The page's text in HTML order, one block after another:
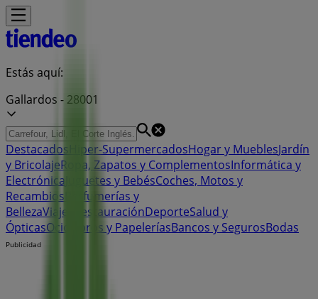
Estás aquí:
Gallardos - 28001
Destacados Hiper-SupermercadosHogar y MueblesJardín
y BricolajeRopa, Zapatos y ComplementosInformática y
Electrónica Juguetes y BebésCoches, Motos y
Recambios Perfumerías y
BellezaViajes RestauraciónDeporteSalud y
ÓpticasOcio Libros y PapeleríasBancos y SegurosBodas
Publicidad